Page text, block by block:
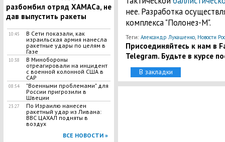
разбомбил отряд ХАМАСа, не
дав выпустить ракеты
10:45
В Сети показали, как
израильская армия нанесла
ракетные удары по целям в
Газе
10:38
В Минобороны
отреагировали на инцидент
с военной колонной США в
САР
08:54
"Военными проблемами" для
России пригрозили в
Швеции
23:27
По Израилю нанесен
ракетный удар из Ливана:
ВВС ЦАХАЛ подняты в
воздух
ВСЕ НОВОСТИ »
нее. Разработка
комплекса "Полонез-М".
Теги: Александр Лукашенко, Новости
Присоединяйтесь к нам в
Telegram. Будьте в курсе
В закладки